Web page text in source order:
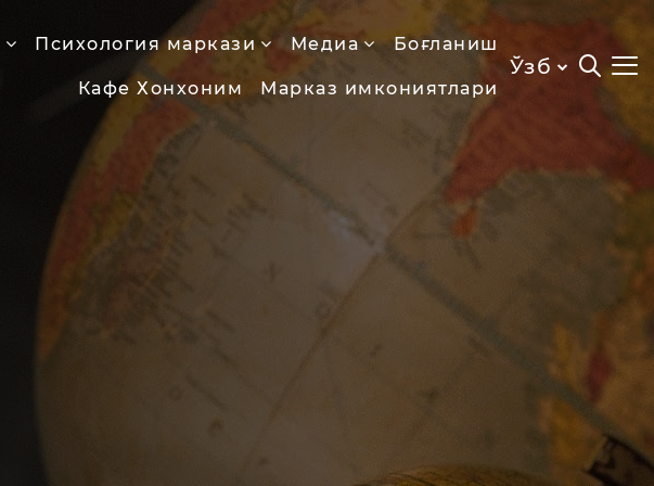
Психология маркази Медиа Боғланиш
Кафе Хонхоним Марказ имкониятлари
Ўзб